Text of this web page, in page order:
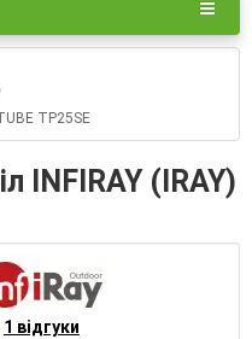
TP25SE
INFIRAY (IRAY)
1 відгуки